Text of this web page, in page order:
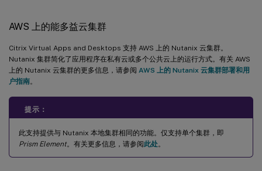
AWS 上的能多益云集群
Citrix Virtual Apps and Desktops 支持 AWS 上的 Nutanix 云集群。
Nutanix 集群简化了应用程序在私有云或多个公共云上的运行方式。有关 AWS
上的 Nutanix 云集群的更多信息，请参阅 AWS 上的 Nutanix 云集群部署和用
户指南。
提示：
此支持提供与 Nutanix 本地集群相同的功能。仅支持单个集群，即
Prism Element。有关更多信息，请参阅此处。